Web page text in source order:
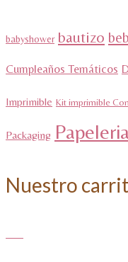
babyshower bautizo
Cumpleaños Temáticos
Imprimible Kit imprimible
Packaging
Nuestro